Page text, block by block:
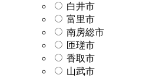
白井市
富里市
南房総市
匝瑳市
香取市
山武市